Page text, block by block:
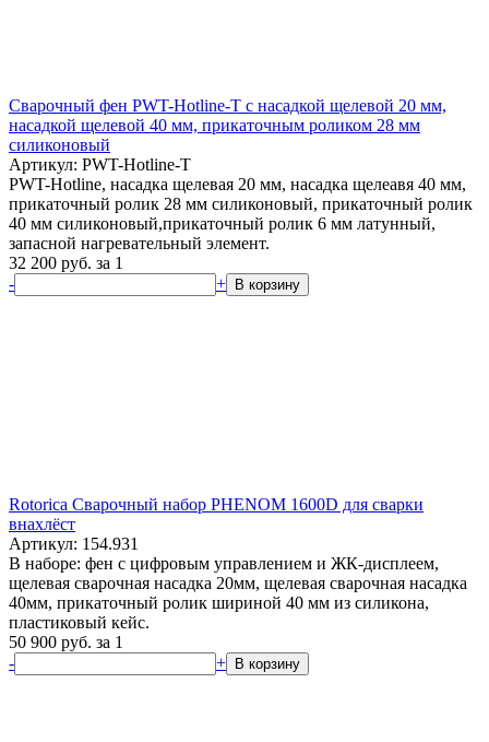
Сварочный фен PWT-Hotline-T с насадкой щелевой 20 мм,
насадкой щелевой 40 мм, прикаточным роликом 28 мм
силиконовый
Артикул: PWT-Hotline-T
PWT-Hotline, насадка щелевая 20 мм, насадка щелеавя 40 мм,
прикаточный ролик 28 мм силиконовый, прикаточный ролик
40 мм силиконовый,прикаточный ролик 6 мм латунный,
запасной нагревательный элемент.
32 200 руб. за 1
-
+ В корзину
Rotorica Сварочный набор PHENOM 1600D для сварки
внахлёст
Артикул: 154.931
В наборе: фен с цифровым управлением и ЖК-дисплеем,
щелевая сварочная насадка 20мм, щелевая сварочная насадка
40мм, прикаточный ролик шириной 40 мм из силикона,
пластиковый кейс.
50 900 руб. за 1
-
+ В корзину